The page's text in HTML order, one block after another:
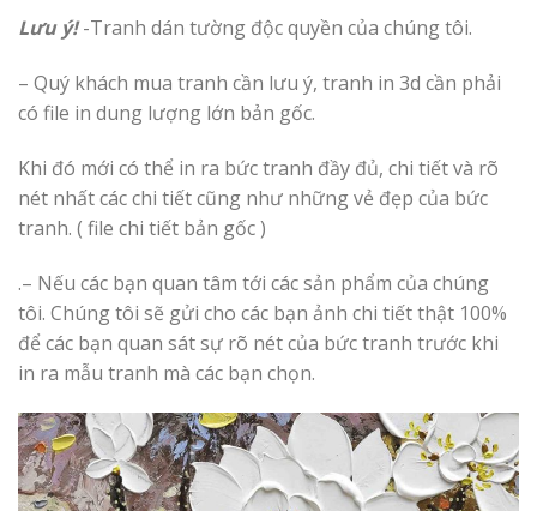
Lưu ý!-Tranh dán tường độc quyền của chúng tôi.
– Quý khách mua tranh cần lưu ý, tranh in 3d cần phải
có file in dung lượng lớn bản gốc.
Khi đó mới có thể in ra bức tranh đầy đủ, chi tiết và rõ
nét nhất các chi tiết cũng như những vẻ đẹp của bức
tranh. ( file chi tiết bản gốc )
.– Nếu các bạn quan tâm tới các sản phẩm của chúng
tôi. Chúng tôi sẽ gửi cho các bạn ảnh chi tiết thật 100%
để các bạn quan sát sự rõ nét của bức tranh trước khi
in ra mẫu tranh mà các bạn chọn.